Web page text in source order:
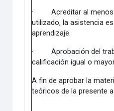
·Acreditar al
utilizado, la asistencia
aprendizaje.
·Aprobación del
calificación igual o
A fin de aprobar la
teóricos de la presente